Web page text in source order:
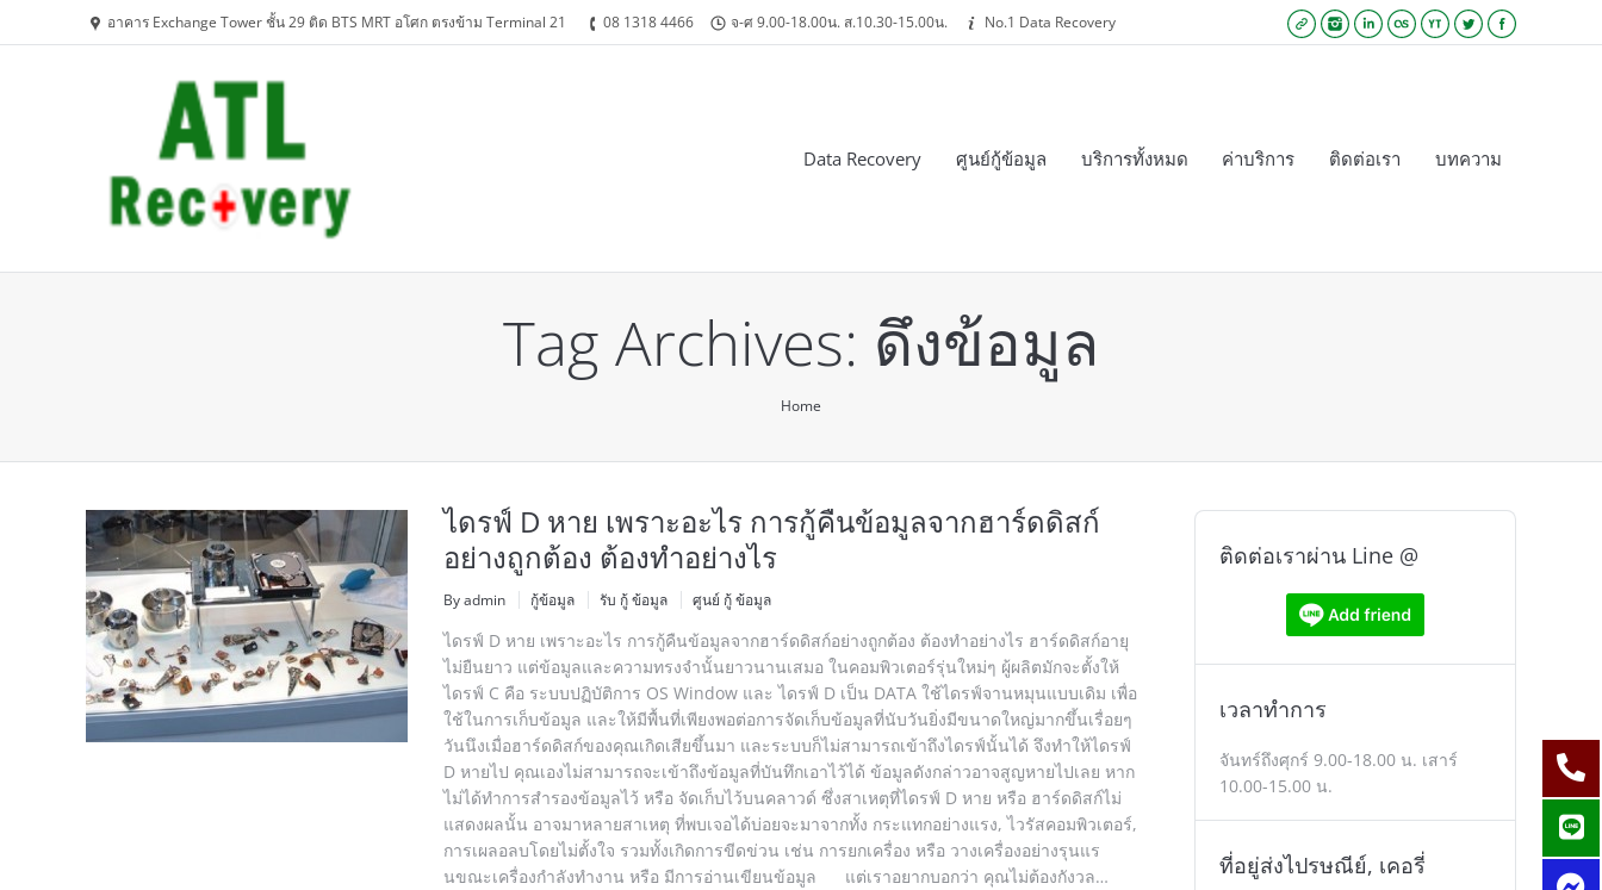
อาคาร Exchange Tower ชั้น 29 ติด BTS MRT อโศก ตรงข้าม Terminal 21 08 1318 4466 จ-ศ 9.00-18.00น. ส.10.30-15.00น. No.1 Data Recovery Twitter
YouTube
Lastfm
Linkedin
Instagram
Website
Data Recovery ศูนย์กู้ข้อมูล บริการทั้งหมด ค่าบริการ ติดต่อเรา บทความ
Tag Archives: ดึงข้อมูล
Home
ไดรฟ์ D หาย เพราะอะไร การกู้คืนข้อมูลจากฮาร์ดดิสก์
อย่างถูกต้อง ต้องทำอย่างไร
By admin กู้ข้อมูล รับ กู้ ข้อมูล ศูนย์ กู้ ข้อมูล
ไดรฟ์ D หาย เพราะอะไร การกู้คืนข้อมูลจากฮาร์ดดิสก์อย่างถูกต้อง ต้องทำอย่างไร ฮาร์ดดิสก์อายุ
ไม่ยืนยาว แต่ข้อมูลและความทรงจำนั้นยาวนานเสมอ ในคอมพิวเตอร์รุ่นใหม่ๆ ผู้ผลิตมักจะตั้งให้
ไดรฟ์ C คือ ระบบปฏิบัติการ OS Window และ ไดรฟ์ D เป็น DATA ใช้ไดรฟ์จานหมุนแบบเดิม เพื่อ
ใช้ในการเก็บข้อมูล และให้มีพื้นที่เพียงพอต่อการจัดเก็บข้อมูลที่นับวันยิ่งมีขนาดใหญ่มากขึ้นเรื่อยๆ
วันนึงเมื่อฮาร์ดดิสก์ของคุณเกิดเสียขึ้นมา และระบบก็ไม่สามารถเข้าถึงไดรฟ์นั้นได้ จึงทำให้ไดรฟ์
D หายไป คุณเองไม่สามารถจะเข้าถึงข้อมูลที่บันทึกเอาไว้ได้ ข้อมูลดังกล่าวอาจสูญหายไปเลย หาก
ไม่ได้ทำการสำรองข้อมูลไว้ หรือ จัดเก็บไว้บนคลาวด์ ซึ่งสาเหตุที่ไดรฟ์ D หาย หรือ ฮาร์ดดิสก์ไม่
แสดงผลนั้น อาจมาหลายสาเหตุ ที่พบเจอได้บ่อยจะมาจากทั้ง กระแทกอย่างแรง, ไวรัสคอมพิวเตอร์,
การเผลอลบโดยไม่ตั้งใจ รวมทั้งเกิดการขีดข่วน เช่น การยกเครื่อง หรือ วางเครื่องอย่างรุนแร
นขณะเครื่องกำลังทำงาน หรือ มีการอ่านเขียนข้อมูล แต่เราอยากบอกว่า คุณไม่ต้องกังวล…
ติดต่อเราผ่าน Line @
เวลาทำการ
จันทร์ถึงศุกร์ 9.00-18.00 น. เสาร์
10.00-15.00 น.
ที่อยู่ส่งไปรษณีย์, เคอรี่